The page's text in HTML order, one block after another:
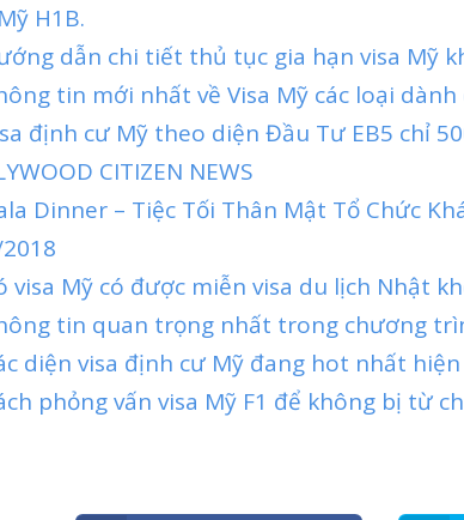
H1B.
dẫn chi tiết thủ tục gia hạn visa Mỹ
tin mới nhất về Visa Mỹ các loại
định cư Mỹ theo diện Đầu Tư EB5 chỉ
CITIZEN NEWS
Dinner – Tiệc Tối Thân Mật Tổ Chức
visa Mỹ có được miễn visa du lịch Nhật
tin quan trọng nhất trong chương
diện visa định cư Mỹ đang hot nhất
phỏng vấn visa Mỹ F1 để không bị từ